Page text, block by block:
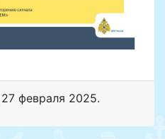
27 февраля 2025.